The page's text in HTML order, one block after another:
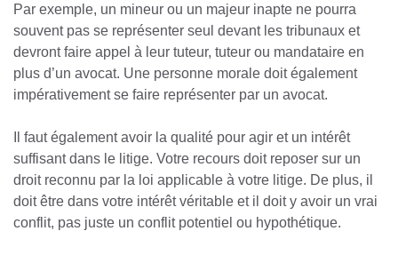
Par exemple, un mineur ou un majeur inapte ne pourra
souvent pas se représenter seul devant les tribunaux et
devront faire appel à leur tuteur, tuteur ou mandataire en
plus d’un avocat. Une personne morale doit également
impérativement se faire représenter par un avocat.
Il faut également avoir la qualité pour agir et un intérêt
suffisant dans le litige. Votre recours doit reposer sur un
droit reconnu par la loi applicable à votre litige. De plus, il
doit être dans votre intérêt véritable et il doit y avoir un vrai
conflit, pas juste un conflit potentiel ou hypothétique.